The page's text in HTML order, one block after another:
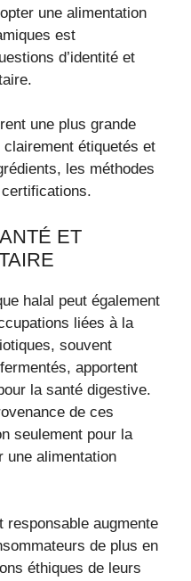
une alimentation
est
d’identité et
une plus grande
étiquetés et
les méthodes
ET
halal peut également
liées à la
souvent
apportent
la santé digestive.
de ces
seulement pour la
une alimentation
responsable augmente
de plus en
éthiques de leurs